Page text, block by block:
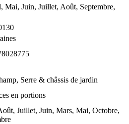
Mai, Juin, Juillet, Août, Septembre,
Serre & châssis de jardin
en portions
Juillet, Juin, Mars, Mai, Octobre,